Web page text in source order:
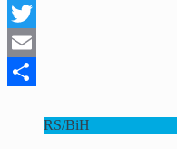
Facebook
Twitter
Email
RS/BiH